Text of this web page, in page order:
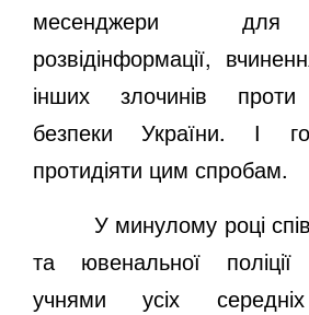
месенджери для
розвідінформації,
інших злочинів проти
безпеки України. І
протидіяти цим спробам.
У минулому році
та ювенальної поліції
учнями усіх